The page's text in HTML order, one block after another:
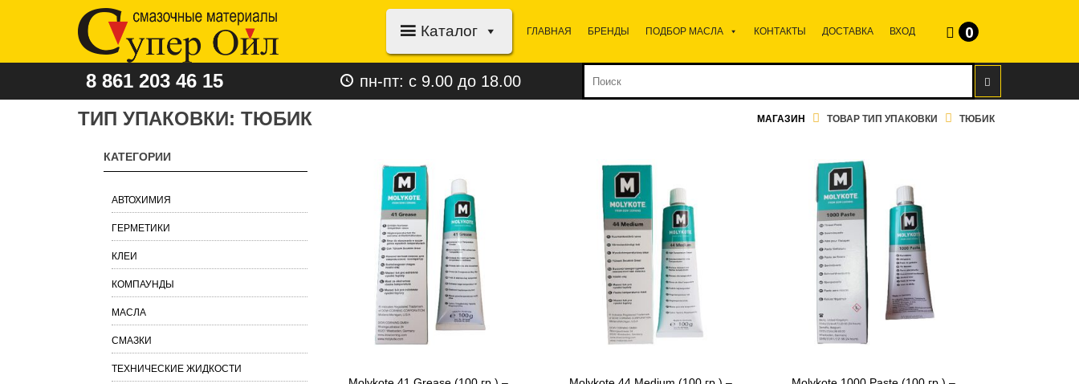
Каталог ГЛАВНАЯ БРЕНДЫ ПОДБОР МАСЛА КОНТАКТЫ ДОСТАВКА ВХОД 0
8 861 203 46 15 пн-пт: с 9.00 до 18.00
ТИП УПАКОВКИ: ТЮБИК МАГАЗИН ТОВАР ТИП УПАКОВКИ ТЮБИК
КАТЕГОРИИ
АВТОХИМИЯ
ГЕРМЕТИКИ
КЛЕИ
КОМПАУНДЫ
МАСЛА
СМАЗКИ
ТЕХНИЧЕСКИЕ ЖИДКОСТИ